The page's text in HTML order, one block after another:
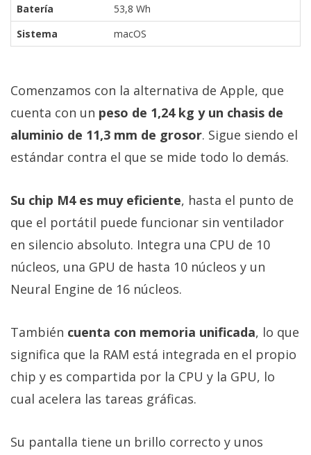
Batería
53,8 Wh
Sistema
macOS
Comenzamos con la alternativa de Apple, que
cuenta con un peso de 1,24 kg y un chasis de
aluminio de 11,3 mm de grosor. Sigue siendo el
estándar contra el que se mide todo lo demás.
Su chip M4 es muy eficiente, hasta el punto de
que el portátil puede funcionar sin ventilador
en silencio absoluto. Integra una CPU de 10
núcleos, una GPU de hasta 10 núcleos y un
Neural Engine de 16 núcleos.
También cuenta con memoria unificada, lo que
significa que la RAM está integrada en el propio
chip y es compartida por la CPU y la GPU, lo
cual acelera las tareas gráficas.
Su pantalla tiene un brillo correcto y unos